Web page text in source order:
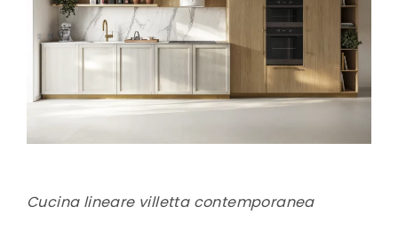
Cucina lineare villetta contemporanea